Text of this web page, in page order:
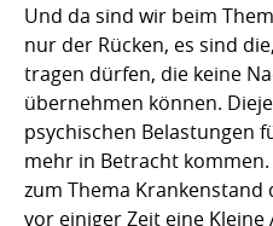
Und da sind wir beim
nur der Rücken, es sind
tragen dürfen, die keine
übernehmen können.
psychischen Belastungen
mehr in Betracht
zum Thema Krankenstand
vor einiger Zeit eine